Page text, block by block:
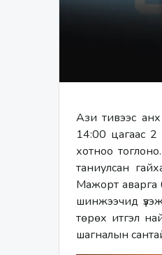
Ази тивээс
14:00 цагаас
хотноо
таниулсан
Мажорт аварга
шинжээчид
төрөх итгэл
шагналын